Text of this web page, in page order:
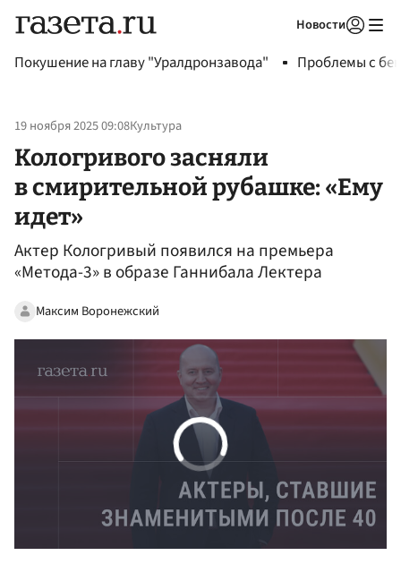
Новости
Покушение на главу "Уралдронзавода" Проблемы с
19 ноября 2025 09:08Культура
Кологривого засняли
в смирительной рубашке: «Ему
идет»
Актер Кологривый появился на премьера
«Метода-3» в образе Ганнибала Лектера
Максим Воронежский